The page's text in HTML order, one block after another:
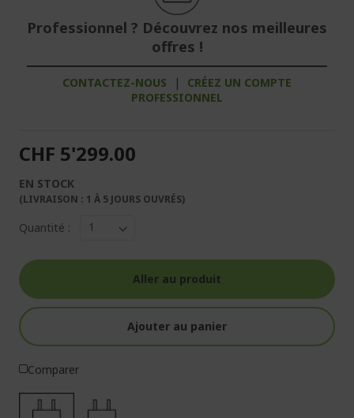
Professionnel ? Découvrez nos meilleures
offres !
CONTACTEZ-NOUS |
CRÉEZ UN COMPTE
PROFESSIONNEL
CHF 5'299.00
EN STOCK
(LIVRAISON : 1 À 5 JOURS OUVRÉS)
Quantité :
Aller au produit
Ajouter au panier
Comparer